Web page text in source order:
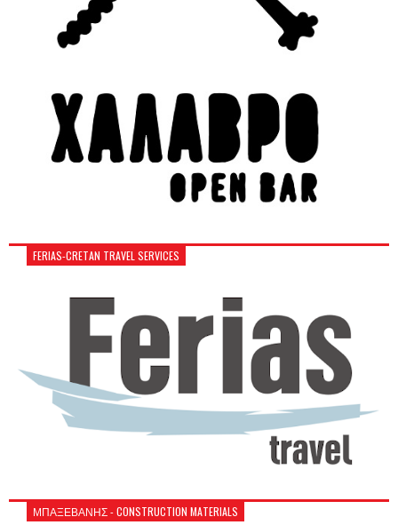
FERIAS-CRETAN TRAVEL SERVICES
ΜΠΑΞΕΒΑΝΗΣ - CONSTRUCTION MATERIALS